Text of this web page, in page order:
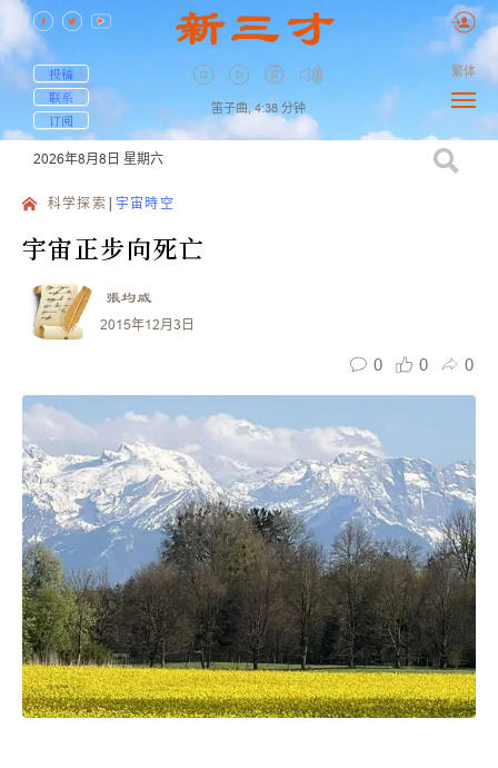
投稿
联系
订阅
笛子曲, 4:38 分钟
繁体
2026年8月8日 星期六
科学探索 宇宙時空
宇宙正步向死亡
張均威
2015年12月3日
0 0 0